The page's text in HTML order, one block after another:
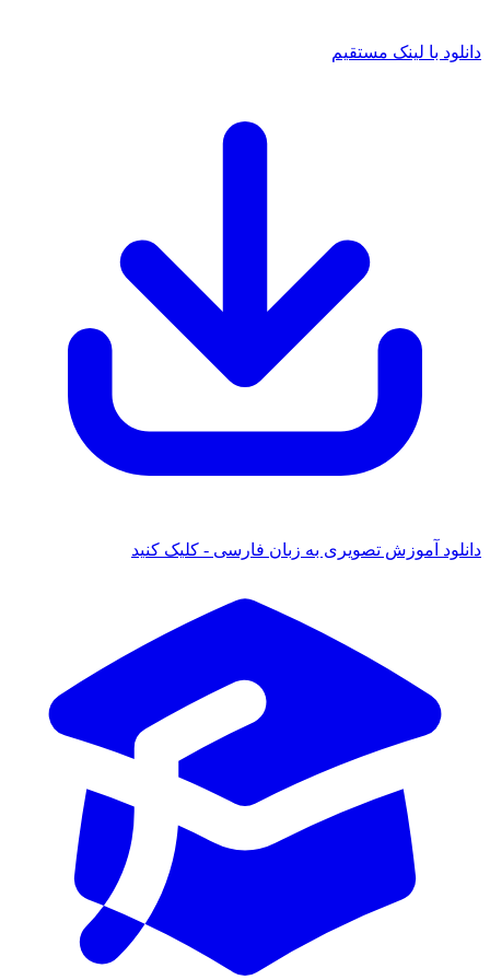
با لینک مستقیم
آموزش تصویری به زبان فارسی - کلیک کنید